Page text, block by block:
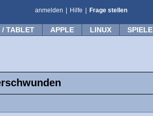
anmelden Hilfe Frage stellen
/ TABLET APPLE LINUX SPIELE